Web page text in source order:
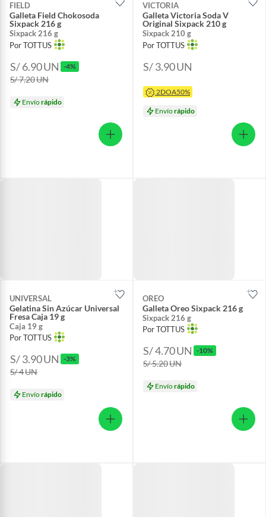
FIELD
Galleta Field Chokosoda
Sixpack 216 g
Sixpack 216 g
Por TOTTUS
S/ 6.90UN -4%
S/ 7.20UN
Envíorápido
VICTORIA
Galleta Victoria Soda V
Original Sixpack 210 g
Sixpack 210 g
Por TOTTUS
S/ 3.90UN
2DOA50%
Envíorápido
UNIVERSAL
Gelatina Sin Azúcar Universal
Fresa Caja 19 g
Caja 19 g
Por TOTTUS
S/ 3.90UN -3%
S/ 4UN
Envíorápido
OREO
Galleta Oreo Sixpack 216 g
Sixpack 216 g
Por TOTTUS
S/ 4.70UN -10%
S/ 5.20UN
Envíorápido